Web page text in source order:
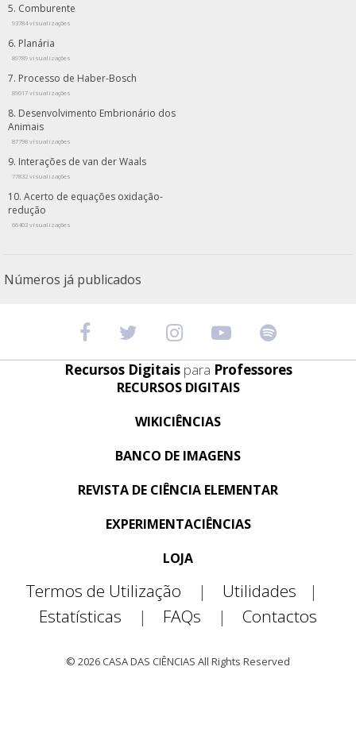
Comburente
93784 visualizações
Planária
89789 visualizações
Processo de Haber-Bosch
89017 visualizações
Desenvolvimento Embrionário dos
Animais
87798 visualizações
Interações de van der Waals
77832 visualizações
Acerto de equações oxidação-
redução
66403 visualizações
Números já publicados
Recursos Digitais para Professores
RECURSOS DIGITAIS
WIKICIÊNCIAS
BANCO DE IMAGENS
REVISTA DE CIÊNCIA ELEMENTAR
EXPERIMENTACIÊNCIAS
LOJA
Termos de Utilização | Utilidades
|
Estatísticas
| FAQs | Contactos
© 2026 CASA DAS CIÊNCIAS All Rights Reserved